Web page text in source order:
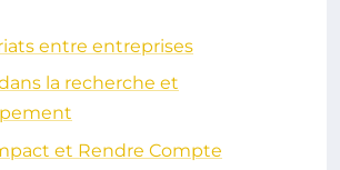
entre entreprises
la recherche et
et Rendre Compte